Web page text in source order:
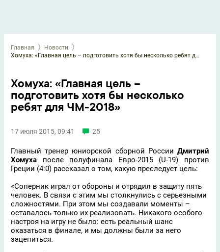
Главная
Новости
Хомуха: «Главная цель – подготовить хотя бы несколько ребят для ЧМ-2018»
Хомуха: «Главная цель –
подготовить хотя бы несколько
ребят для ЧМ-2018»
17 июля 2015, 09:41 25
Главный тренер юниорской сборной России Дмитрий
Хомуха после полуфинала Евро-2015 (U-19) против
Греции (4:0) рассказал о том, какую преследует цель:
«Соперник играл от обороны и отрядил в защиту пять
человек. В связи с этим мы столкнулись с серьезными
сложностями. При этом мы создавали моменты –
оставалось только их реализовать. Никакого особого
настроя на игру не было: есть реальный шанс
оказаться в финале, и мы должны были за него
зацепиться.